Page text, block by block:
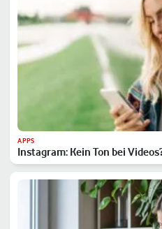
APPS
Instagram: Kein Ton bei